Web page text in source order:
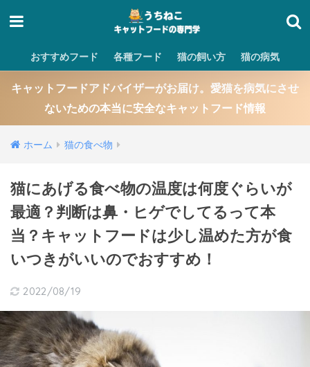
おすすめフード 各種フード 猫の飼い方 猫の病気
キャットフードアドバイザーがお届け。愛猫を病気にさせ
ないための本当に安全なキャットフード情報
ホーム 猫の食べ物
猫にあげる食べ物の温度は何度ぐらいが
最適？判断は鼻・ヒゲでしてるって本
当？キャットフードは少し温めた方が食
いつきがいいのでおすすめ！
2022/08/19